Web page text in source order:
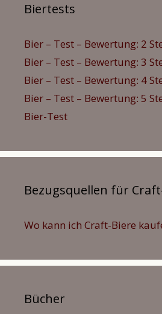
Biertests
Bier – Test – Bewertung: 2
Bier – Test – Bewertung: 3
Bier – Test – Bewertung: 4
Bier – Test – Bewertung: 5
Bier-Test
Bezugsquellen für
Wo kann ich Craft-Biere
Bücher